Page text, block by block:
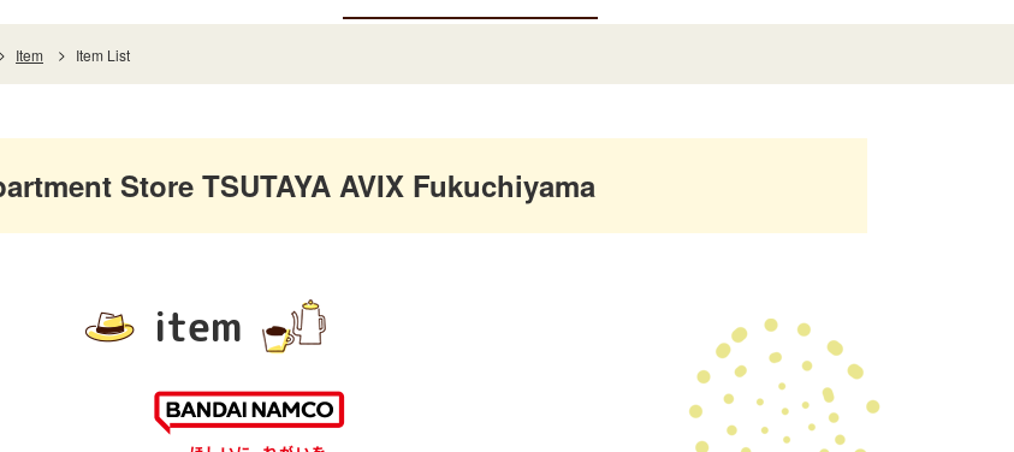
Item Item List
Store TSUTAYA AVIX Fukuchiyama
item